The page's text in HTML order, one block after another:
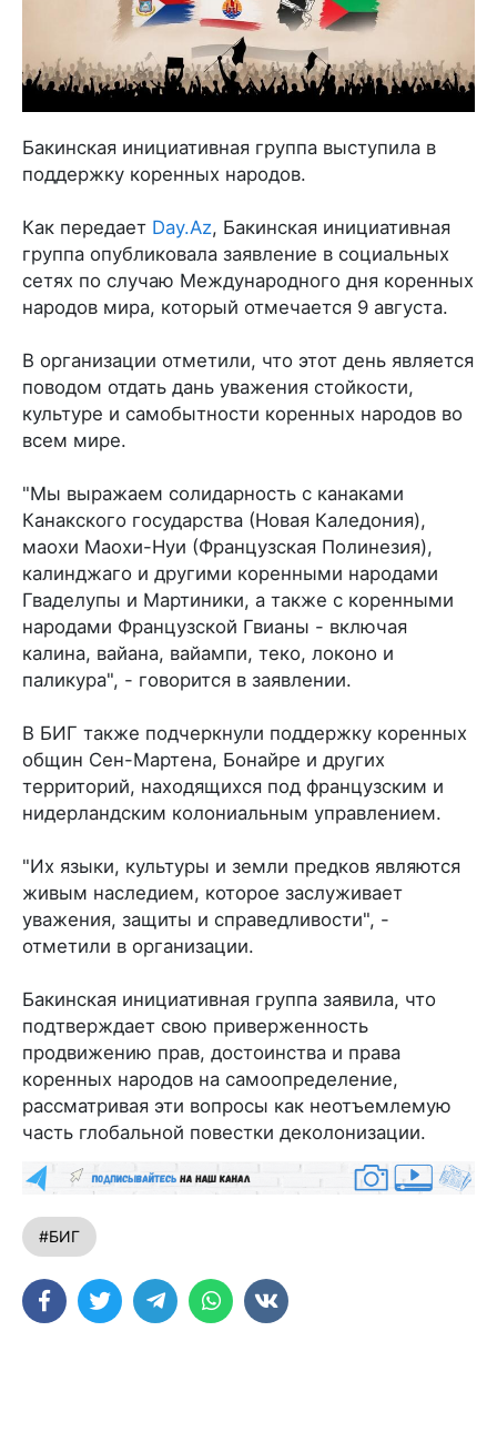
Бакинская инициативная группа выступила в
поддержку коренных народов.
Как передает Day.Az, Бакинская инициативная
группа опубликовала заявление в социальных
сетях по случаю Международного дня коренных
народов мира, который отмечается 9 августа.
В организации отметили, что этот день является
поводом отдать дань уважения стойкости,
культуре и самобытности коренных народов во
всем мире.
"Мы выражаем солидарность с канаками
Канакского государства (Новая Каледония),
маохи Маохи-Нуи (Французская Полинезия),
калинджаго и другими коренными народами
Гваделупы и Мартиники, а также с коренными
народами Французской Гвианы - включая
калина, вайана, вайампи, теко, локоно и
паликура", - говорится в заявлении.
В БИГ также подчеркнули поддержку коренных
общин Сен-Мартена, Бонайре и других
территорий, находящихся под французским и
нидерландским колониальным управлением.
"Их языки, культуры и земли предков являются
живым наследием, которое заслуживает
уважения, защиты и справедливости", -
отметили в организации.
Бакинская инициативная группа заявила, что
подтверждает свою приверженность
продвижению прав, достоинства и права
коренных народов на самоопределение,
рассматривая эти вопросы как неотъемлемую
часть глобальной повестки деколонизации.
#БИГ